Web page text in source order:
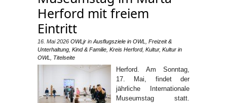
Herford mit freiem
Eintritt
16. Mai 2026 OWLjr in Ausflugsziele in OWL
Freizeit &
Unterhaltung Kind & Familie Kreis Herford, Kultur, Kultur in
OWL
Titelseite
Herford. Am Sonntag,
17. Mai, findet der
jährliche Internationale
Museumstag statt.